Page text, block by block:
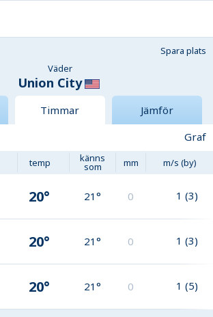
Spara plats
Väder
Union City
Timmar
Jämför
Graf
temp känns
som mm m/s (by)
20° 21° 0 1 (3)
20° 21° 0 1 (3)
20° 21° 0 1 (5)